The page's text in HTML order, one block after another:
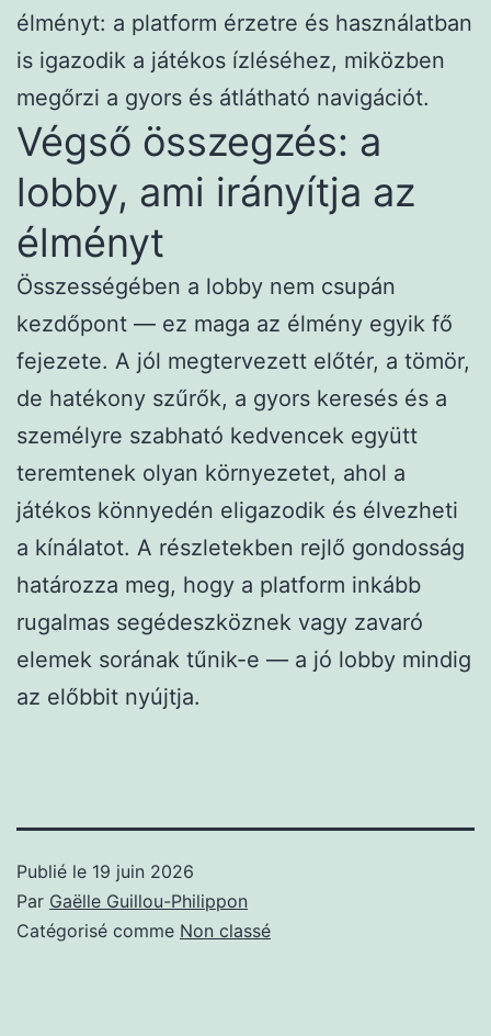
élményt: a platform érzetre és használatban
is igazodik a játékos ízléséhez, miközben
megőrzi a gyors és átlátható navigációt.
Végső összegzés: a
lobby, ami irányítja az
élményt
Összességében a lobby nem csupán
kezdőpont — ez maga az élmény egyik fő
fejezete. A jól megtervezett előtér, a tömör,
de hatékony szűrők, a gyors keresés és a
személyre szabható kedvencek együtt
teremtenek olyan környezetet, ahol a
játékos könnyedén eligazodik és élvezheti
a kínálatot. A részletekben rejlő gondosság
határozza meg, hogy a platform inkább
rugalmas segédeszköznek vagy zavaró
elemek sorának tűnik-e — a jó lobby mindig
az előbbit nyújtja.
Publié le 19 juin 2026
Par Gaëlle Guillou-Philippon
Catégorisé comme Non classé